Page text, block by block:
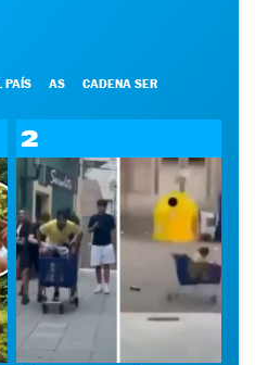
PAÍS AS CADENA SER
2